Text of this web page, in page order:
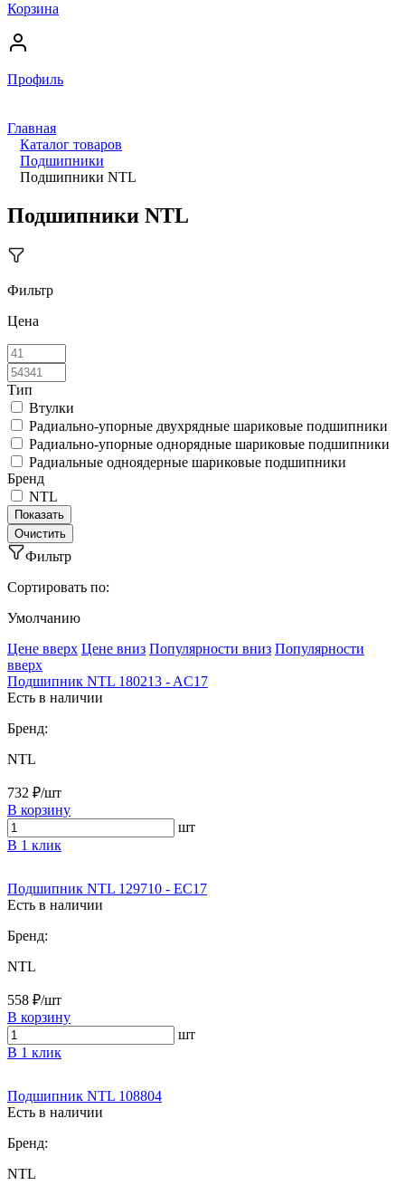
Корзина
Профиль
Главная
Каталог товаров
Подшипники
Подшипники NTL
Подшипники NTL
Фильтр
Цена
Тип
Втулки
Радиально-упорные двухрядные шариковые подшипники
Радиально-упорные однорядные шариковые подшипники
Радиальные одноядерные шариковые подшипники
Бренд
NTL
Фильтр
Сортировать по:
Умолчанию
Ценe вверх Ценe вниз Популярности вниз Популярности
вверх
Подшипник NTL 180213 - AC17
Есть в наличии
Бренд:
NTL
732 ₽/шт
В корзину
шт
В 1 клик
Подшипник NTL 129710 - EC17
Есть в наличии
Бренд:
NTL
558 ₽/шт
В корзину
шт
В 1 клик
Подшипник NTL 108804
Есть в наличии
Бренд:
NTL